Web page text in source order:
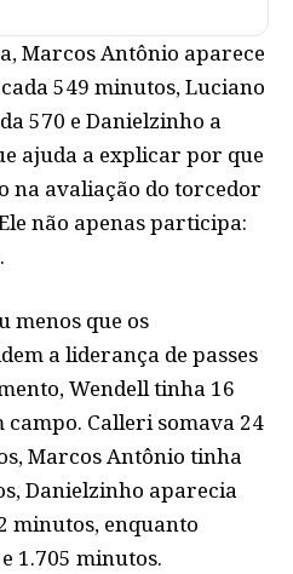
Marcos Antônio aparece
549 minutos, Luciano
570 e Danielzinho a
ajuda a explicar por que
na avaliação do torcedor
não apenas participa:
menos que os
a liderança de passes
Wendell tinha 16
campo. Calleri somava 24
Marcos Antônio tinha
Danielzinho aparecia
minutos, enquanto
1.705 minutos.